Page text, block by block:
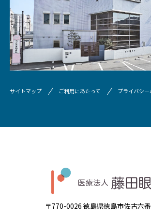
サイトマップ ご利用にあたって プライバシ
〒770-0026 徳島県徳島市佐古六